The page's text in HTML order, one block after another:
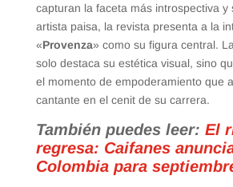
capturan la faceta más introspectiva y
artista paisa, la revista presenta a la
«Provenza» como su figura central.
solo destaca su estética visual, sino
el momento de empoderamiento que
cantante en el cenit de su carrera.
También puedes leer: El
regresa: Caifanes
Colombia para